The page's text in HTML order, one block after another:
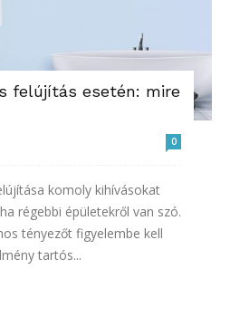
felújítás esetén: mire
0
komoly kihívásokat
régebbi épületekről van szó.
tényezőt figyelembe kell
tartós...